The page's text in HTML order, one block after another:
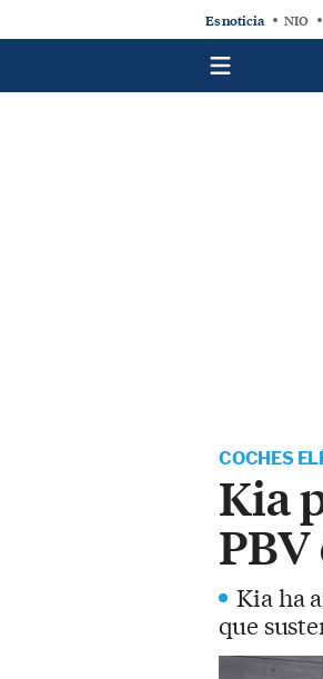
Es noticia NIO
COCHES
Kia
PBV
Kia ha
que